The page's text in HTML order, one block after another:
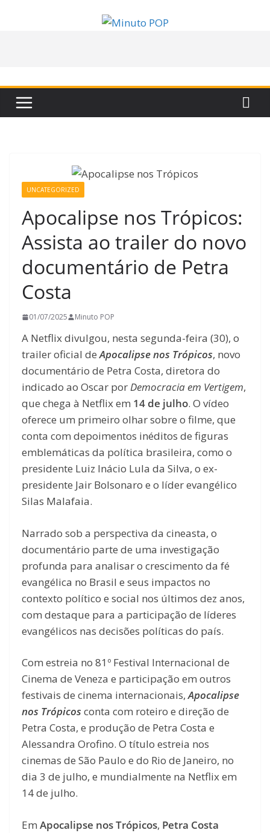
UNCATEGORIZED
Apocalipse nos Trópicos:
Assista ao trailer do novo
documentário de Petra
Costa
01/07/2025 Minuto POP
A Netflix divulgou, nesta segunda-feira (30), o
trailer oficial deApocalipse nos Trópicos, novo
documentário de Petra Costa, diretora do
indicado ao Oscar porDemocracia em Vertigem,
que chega à Netflix em 14 de julho. O vídeo
oferece um primeiro olhar sobre o filme, que
conta com depoimentos inéditos de figuras
emblemáticas da política brasileira, como o
presidente Luiz Inácio Lula da Silva, o ex-
presidente Jair Bolsonaro e o líder evangélico
Silas Malafaia.
Narrado sob a perspectiva da cineasta, o
documentário parte de uma investigação
profunda para analisar o crescimento da fé
evangélica no Brasil e seus impactos no
contexto político e social nos últimos dez anos,
com destaque para a participação de líderes
evangélicos nas decisões políticas do país.
Com estreia no 81º Festival Internacional de
Cinema de Veneza e participação em outros
festivais de cinema internacionais,Apocalipse
nos Trópicos conta com roteiro e direção de
Petra Costa, e produção de Petra Costa e
Alessandra Orofino. O título estreia nos
cinemas de São Paulo e do Rio de Janeiro, no
dia 3 de julho, e mundialmente na Netflix em
14 de julho.
Em Apocalipse nos Trópicos, Petra Costa